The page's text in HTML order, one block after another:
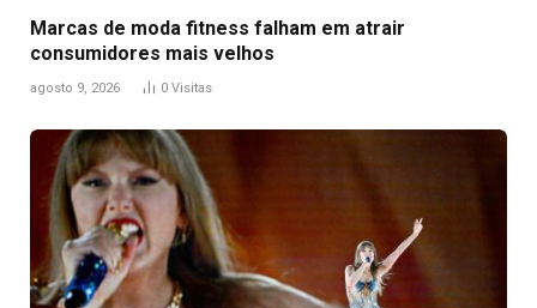
Marcas de moda fitness falham em atrair
consumidores mais velhos
agosto 9, 2026 0 Visitas